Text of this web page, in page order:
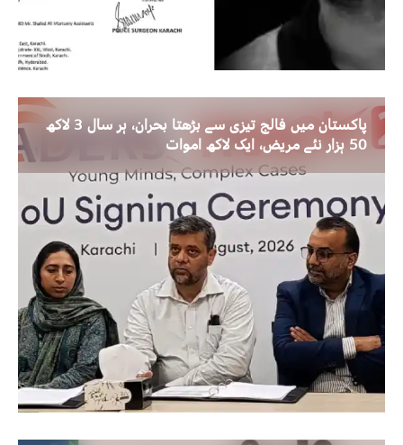
پاکستان میں فالج تیزی سے بڑھتا بحران، ہر سال 3 لاکھ
50 ہزار نئے مریض، ایک لاکھ اموات